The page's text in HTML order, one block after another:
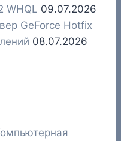
WHQL 09.07.2026
GeForce Hotfix
08.07.2026